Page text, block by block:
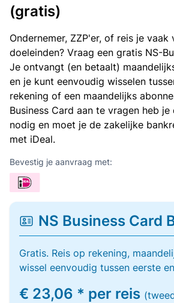
(gratis)
Ondernemer, ZZP'er, of reis je
doeleinden? Vraag een gratis NS-
Je ontvangt (en betaalt)
en je kunt eenvoudig wisselen
rekening of een maandelijks
Business Card aan te vragen heb je
nodig en moet je de zakelijke
met iDeal.
Bevestig je aanvraag met:
NS Business Card
Gratis. Reis op rekening,
wissel eenvoudig tussen eerste
€ 23,06 * per reis